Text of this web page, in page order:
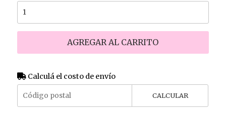
AGREGAR AL CARRITO
Calculá el costo de envío
CALCULAR